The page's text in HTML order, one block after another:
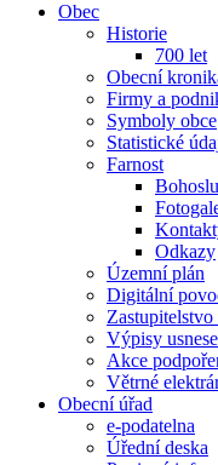
Obec
Historie
700 let
Obecní
Firmy a
Symboly obce
Statistické
Farnost
Odkazy
Územní plán
Digitální
Zastupitelstvo
Výpisy
Akce
Větrné
Obecní úřad
e-podatelna
Úřední deska